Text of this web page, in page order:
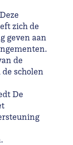
zich de
geven aan
de
scholen
De